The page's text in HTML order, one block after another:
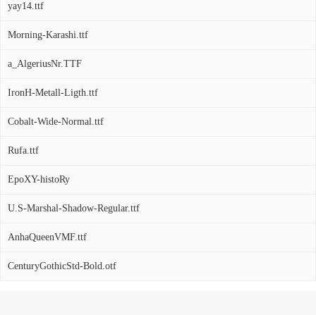
yay14.ttf
Morning-Karashi.ttf
a_AlgeriusNr.TTF
IronH-Metall-Ligth.ttf
Cobalt-Wide-Normal.ttf
Rufa.ttf
EpoXY-histoRy
U.S-Marshal-Shadow-Regular.ttf
AnhaQueenVMF.ttf
CenturyGothicStd-Bold.otf